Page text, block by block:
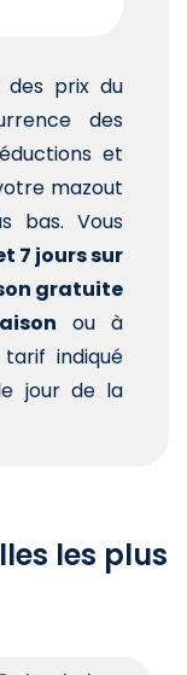
prix du
des
et
mazout
bas. Vous
7 jours sur
gratuite
ou à
indiqué
jour de la
les plus